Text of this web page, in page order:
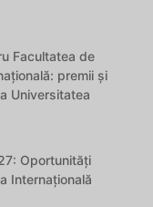
Facultatea de
premii și
Universitatea
Oportunități
Internațională